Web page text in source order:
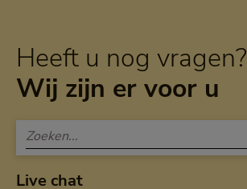
Heeft u nog vragen?
Wij zijn er voor u
Live chat